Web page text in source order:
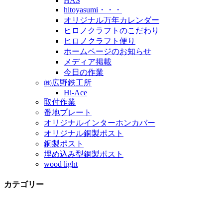
hitoyasumi・・・
オリジナル万年カレンダー
ヒロノクラフトのこだわり
ヒロノクラフト便り
ホームページのお知らせ
メディア掲載
今日の作業
㈱広野鉄工所
Hi-Ace
取付作業
番地プレート
オリジナルインターホンカバー
オリジナル銅製ポスト
銅製ポスト
埋め込み型銅製ポスト
wood light
カテゴリー